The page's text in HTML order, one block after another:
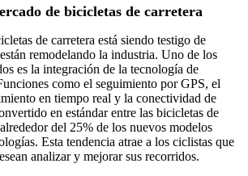
de bicicletas de carretera
de carretera está siendo testigo de
remodelando la industria. Uno de los
es la integración de la tecnología de
como el seguimiento por GPS, el
en tiempo real y la conectividad de
en estándar entre las bicicletas de
del 25% de los nuevos modelos
Esta tendencia atrae a los ciclistas que
analizar y mejorar sus recorridos.